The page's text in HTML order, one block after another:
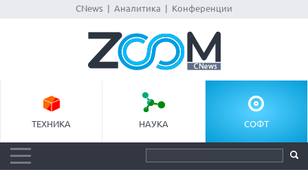
CNews Аналитика Конференции
ТЕХНИКА НАУКА СОФТ